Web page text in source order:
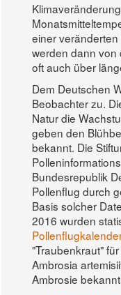
einer
werden dann von
oft auch über
Dem Deutschen
Beobachter zu.
Natur die
geben den
bekannt. Die
Bundesrepublik
Pollenflug durch
Basis solcher
2016 wurden
"Traubenkraut"
Ambrosia
Ambrosie